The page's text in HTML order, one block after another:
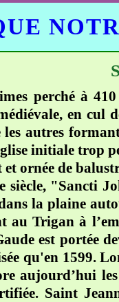
perché à
en cul
les autres
initiale trop
ornée de
siècle, "Sancti
la plaine
au Trigan à
est portée
qu'en 1599.
aujourd’hui
Saint